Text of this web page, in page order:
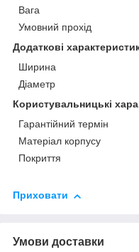
Вага
Умовний прохід
Додаткові
Ширина
Діаметр
Користувальницькі
Гарантійний термін
Матеріал корпусу
Покриття
Приховати
Умови доставки